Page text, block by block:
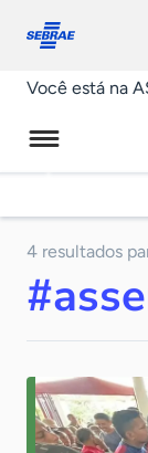
conosco
Você está na
4 resultados